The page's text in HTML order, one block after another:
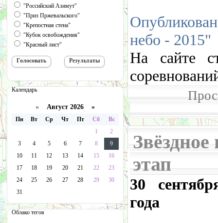
"Российский Азимут"
"Приз Пржевальского"
"Крепостная стена"
"Кубок освобождения"
"Красный лист"
Календарь
« Август 2026 »
Пн Вт Ср Чт Пт Сб
Вс
1
2
3
4 5 6 7 8
9
10
11 12 13 14 15
16
17
18 19 20 21 22
23
24
25 26 27 28 29
30
31
Облако тегов
небо - 2015"
На сайте
Звёздное
этап
30
года